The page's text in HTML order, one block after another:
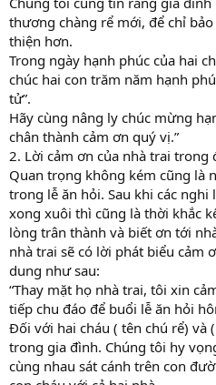
thương chàng rể mới, để chỉ
thiện hơn.
Trong ngày hạnh phúc của hai
chúc hai con trăm năm hạnh
tử”.
Hãy cùng nâng ly chúc mừng
chân thành cảm ơn quý vị.”
2. Lời cảm ơn của nhà trai trong
Quan trọng không kém cũng là
trong lễ ăn hỏi. Sau khi các
xong xuôi thì cũng là thời khắc
lòng trân thành và biết ơn tới
nhà trai sẽ có lời phát biểu cảm
dung như sau:
“Thay mặt họ nhà trai, tôi xin
tiếp chu đáo để buổi lễ ăn hỏi
Đối với hai cháu ( tên chú rể) và
trong gia đình. Chúng tôi hy
cùng nhau sát cánh trên con